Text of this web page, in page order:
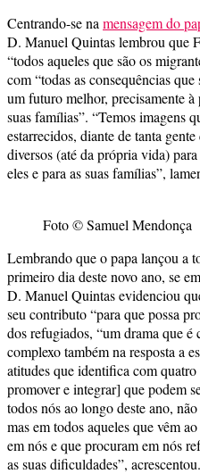
Centrando-se na mensagem do
D. Manuel Quintas lembrou que
“todos aqueles que são os
com “todas as consequências
um futuro melhor, precisamente à
suas famílias”. “Temos imagens
estarrecidos, diante de tanta
diversos (até da própria vida)
eles e para as suas famílias”,
Foto © Samuel Mendonça
Lembrando que o papa lançou a
primeiro dia deste novo ano, se
D. Manuel Quintas evidenciou
seu contributo “para que possa
dos refugiados, “um drama que é
complexo também na resposta a
atitudes que identifica com
promover e integrar] que podem
todos nós ao longo deste ano,
mas em todos aqueles que vêm
em nós e que procuram em nós
as suas dificuldades”, acrescentou.